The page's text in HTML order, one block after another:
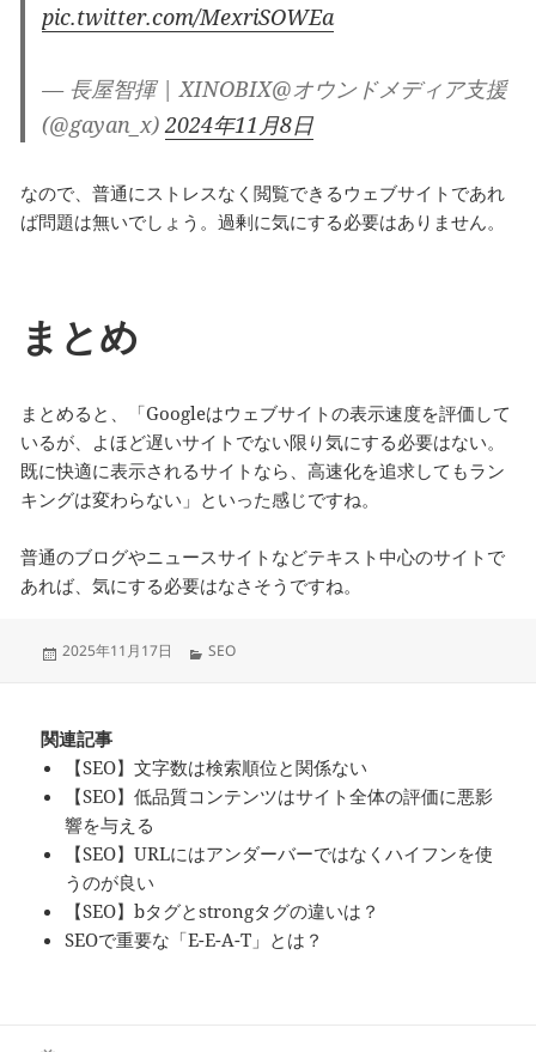
pic.twitter.com/MexriSOWEa
— 長屋智揮 | XINOBIX@オウンドメディア支援
(@gayan_x)2024年11月8日
なので、普通にストレスなく閲覧できるウェブサイトであれ
ば問題は無いでしょう。過剰に気にする必要はありません。
まとめ
まとめると、「Googleはウェブサイトの表示速度を評価して
いるが、よほど遅いサイトでない限り気にする必要はない。
既に快適に表示されるサイトなら、高速化を追求してもラン
キングは変わらない」といった感じですね。
普通のブログやニュースサイトなどテキスト中心のサイトで
あれば、気にする必要はなさそうですね。
投
2025年11月17日
カ
SEO
関連記事
【SEO】文字数は検索順位と関係ない
【SEO】低品質コンテンツはサイト全体の評価に悪影
響を与える
【SEO】URLにはアンダーバーではなくハイフンを使
うのが良い
【SEO】bタグとstrongタグの違いは？
SEOで重要な「E-E-A-T」とは？